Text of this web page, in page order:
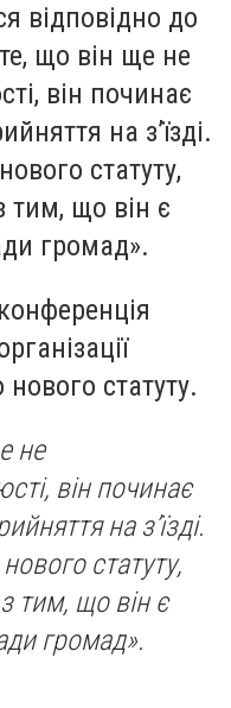
відповідно до
що він ще не
він починає
на з’їзді.
статуту,
тим, що він є
громад».
статуту.
не
він починає
на з’їзді.
статуту,
тим, що він є
громад».